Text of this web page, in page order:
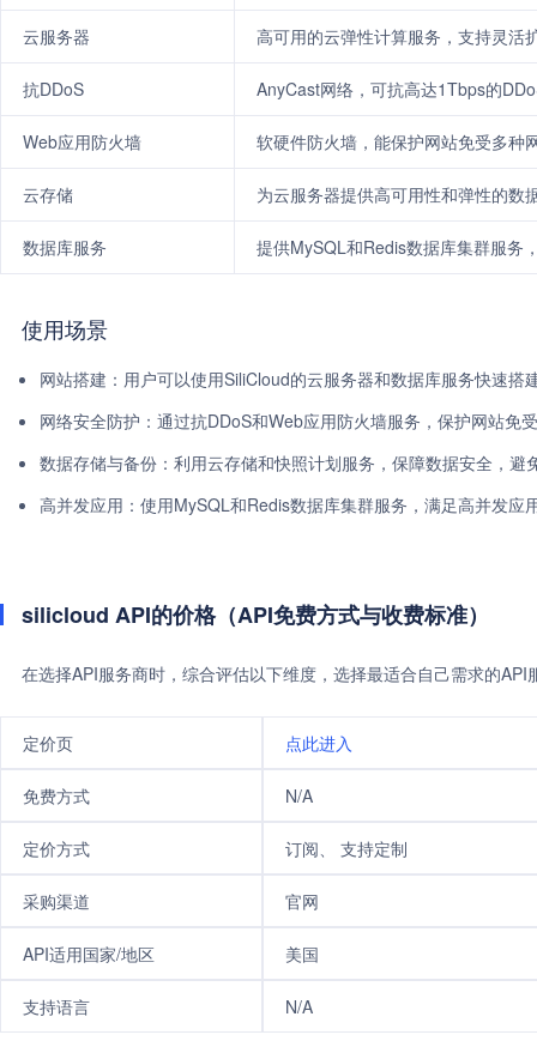
云服务器 高可用的云弹性计算服务，支持灵活
抗DDoS AnyCast网络，可抗高达1Tbps的
Web应用防火墙 软硬件防火墙，能保护网站免受多种
云存储 为云服务器提供高可用性和弹性的数
数据库服务 提供MySQL和Redis数据库集群服务
使用场景
网站搭建：用户可以使用SiliCloud的云服务器和数据库服务快速搭
网络安全防护：通过抗DDoS和Web应用防火墙服务，保护网站免
数据存储与备份：利用云存储和快照计划服务，保障数据安全，避
高并发应用：使用MySQL和Redis数据库集群服务，满足高并发应
silicloud API的价格（API免费方式与收费标准）
在选择API服务商时，综合评估以下维度，选择最适合自己需求的
定价页 点此进入
免费方式 N/A
定价方式 订阅、 支持定制
采购渠道 官网
API适用国家/地区 美国
支持语言 N/A